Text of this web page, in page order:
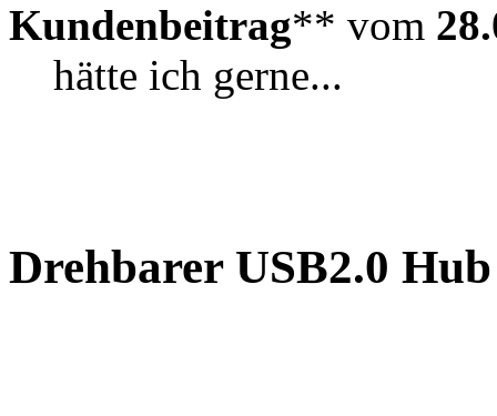
Kundenbeitrag** vom
hätte ich gerne...
Drehbarer USB2.0 Hub